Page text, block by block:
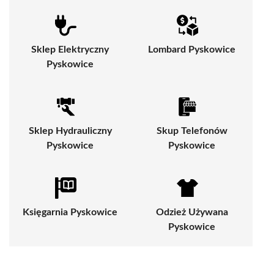
Sklep Elektryczny
Pyskowice
Lombard Pyskowice
Sklep Hydrauliczny
Pyskowice
Skup Telefonów
Pyskowice
Księgarnia Pyskowice
Odzież Używana
Pyskowice